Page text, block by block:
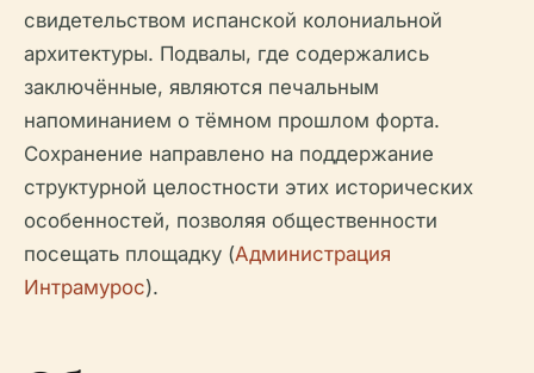
свидетельством испанской колониальной
архитектуры. Подвалы, где содержались
заключённые, являются печальным
напоминанием о тёмном прошлом форта.
Сохранение направлено на поддержание
структурной целостности этих исторических
особенностей, позволяя общественности
посещать площадку (Администрация
Интрамурос).